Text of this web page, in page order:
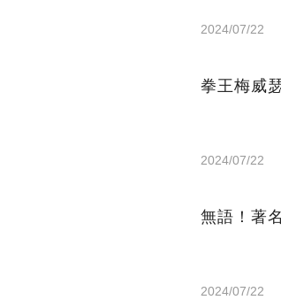
2024/07/22
拳王梅威
2024/07/22
無語！著
2024/07/22